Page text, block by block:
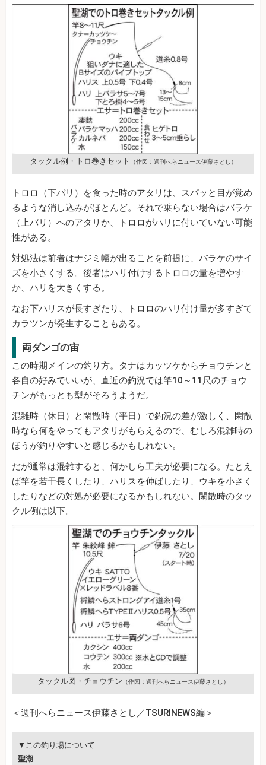
タックル例・トロ巻きセット （作図：週刊へらニュース伊藤さとし）
トロロ（下バリ）を食った時のアタリは、スパッと目が覚め
るような消し込みがほとんど。それで乗らない場合はバラケ
（上バリ）へのアタリか、トロロがハリに付いていない可能
性がある。
対処法は前者はナジミ幅が出ることを前提に、バラケのサイ
ズを小さくする。後者はハリ付けするトロロの量を増やす
か、ハリを大きくする。
なお下ハリスが長すぎたり、トロロのハリ付け量が多すぎて
カラツンが発生することもある。
両ダンゴの宙
この時期メインの釣り方。タナはカッツケからチョウチンと
各自の好みでいいが、直近の釣況では竿10～11尺のチョウ
チンがもっとも型がそろうようだ。
混雑時（休日）と閑散時（平日）で釣況の差が激しく、閑散
時なら何をやってもアタリがもらえるので、むしろ混雑時の
ほうが釣りやすいと感じるかもしれない。
だが通常は混雑すると、何かしら工夫が必要になる。たとえ
ば竿を若干長くしたり、ハリスを伸ばしたり、ウキを小さく
したりなどの対処が必要になるかもしれない。閑散時のタッ
クル例は以下。
タックル図・チョウチン （作図：週刊へらニュース伊藤さとし）
＜週刊へらニュース伊藤さとし／TSURINEWS編＞
▼この釣り場について
聖湖